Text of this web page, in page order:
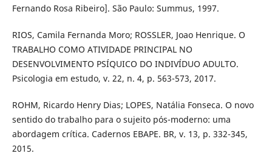
Fernando Rosa Ribeiro]. São Paulo: Summus, 1997.
RIOS, Camila Fernanda Moro; ROSSLER, Joao Henrique. O
TRABALHO COMO ATIVIDADE PRINCIPAL NO
DESENVOLVIMENTO PSÍQUICO DO INDIVÍDUO ADULTO.
Psicologia em estudo, v. 22, n. 4, p. 563-573, 2017.
ROHM, Ricardo Henry Dias; LOPES, Natália Fonseca. O novo
sentido do trabalho para o sujeito pós-moderno: uma
abordagem crítica. Cadernos EBAPE. BR, v. 13, p. 332-345,
2015.